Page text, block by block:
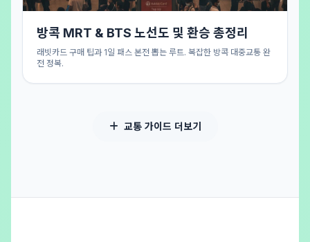
방콕 MRT & BTS 노선도 및 환승 총정리
래빗카드 구매 팁과 1일 패스 본전 뽑는 루트. 복잡한 방콕 대중교통 완
전 정복.
교통 가이드 더보기